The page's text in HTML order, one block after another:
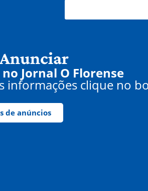
Jornal O Florense
informações clique no
de anúncios